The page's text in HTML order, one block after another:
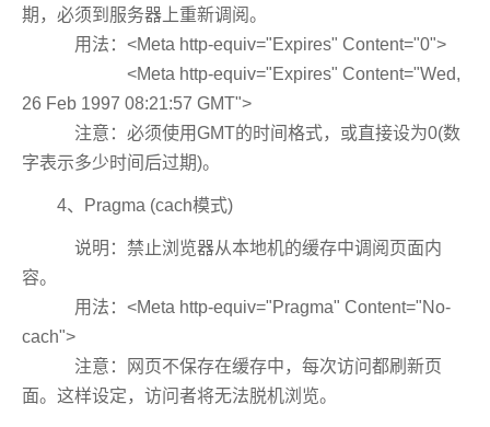
期，必须到服务器上重新调阅。
用法：<Meta http-equiv="Expires" Content="0">
<Meta http-equiv="Expires" Content="Wed,
26 Feb 1997 08:21:57 GMT">
注意：必须使用GMT的时间格式，或直接设为0(数
字表示多少时间后过期)。
4、Pragma (cach模式)
说明：禁止浏览器从本地机的缓存中调阅页面内
容。
用法：<Meta http-equiv="Pragma" Content="No-
cach">
注意：网页不保存在缓存中，每次访问都刷新页
面。这样设定，访问者将无法脱机浏览。